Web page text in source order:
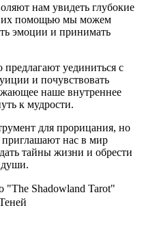
нам увидеть глубокие
их помощью мы можем
эмоции и принимать
уединиться с
и почувствовать
наше внутреннее
к мудрости.
для прорицания, но
нас в мир
тайны жизни и обрести
души.
"The Shadowland Tarot"